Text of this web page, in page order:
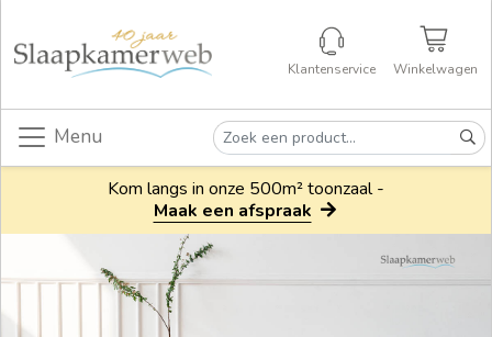
Klantenservice Winkelwagen
Menu
Kom langs in onze 500m² toonzaal -
Maak een afspraak